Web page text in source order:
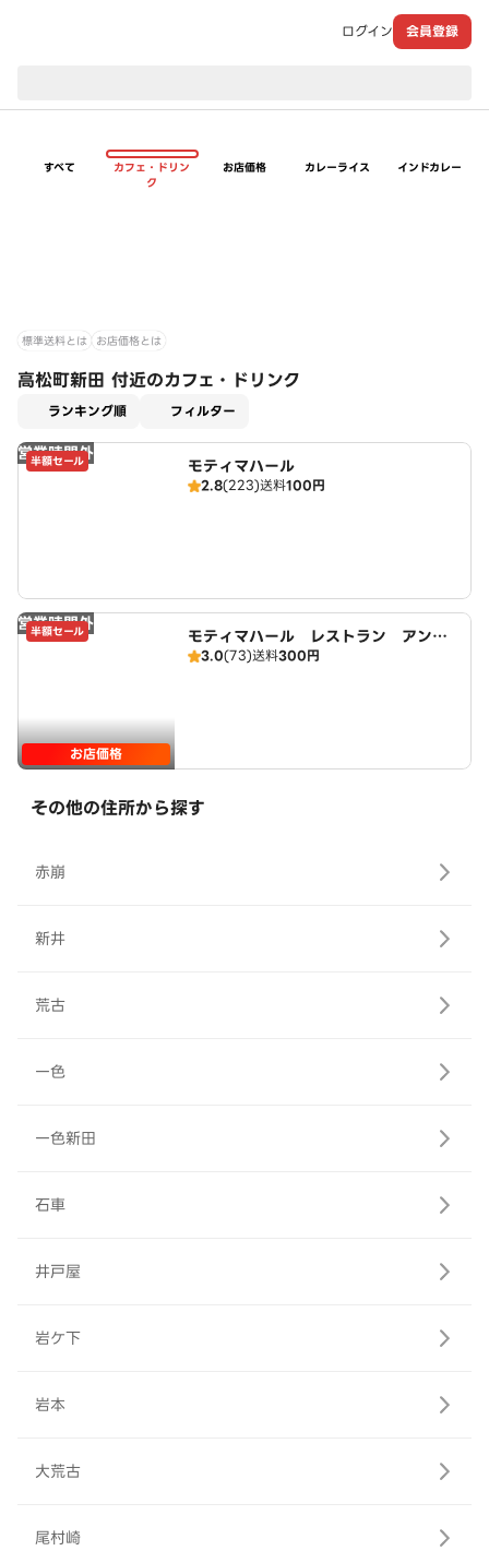
ログイン 会員登録
すべて
カフェ・ドリン
ク
お店価格 カレーライス インドカレー
標準送料とは お店価格とは
高松町新田 付近のカフェ・ドリンク
ランキング順 フィルター
営業時間外
半額セール モティマハール
2.8(223)送料100円
営業時間外
半額セール
お店価格
モティマハール レストラン アンド
バー
3.0(73)送料300円
その他の住所から探す
赤崩
新井
荒古
一色
一色新田
石車
井戸屋
岩ケ下
岩本
大荒古
尾村崎